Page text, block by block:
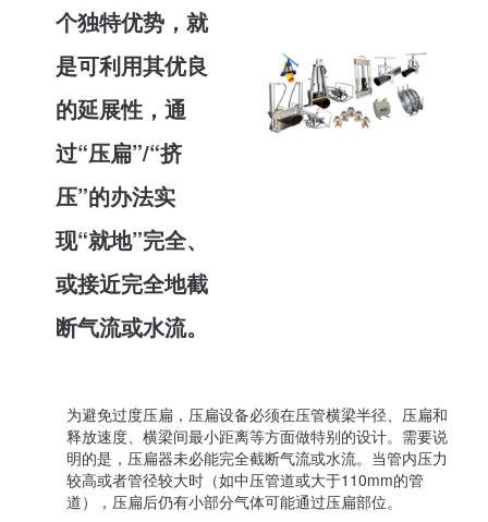
个独特优势，就
是可利用其优良
的延展性，通
过“压扁”/“挤
压”的办法实
现“就地”完全、
或接近完全地截
断气流或水流。
为避免过度压扁，压扁设备必须在压管横梁半径、压扁和
释放速度、横梁间最小距离等方面做特别的设计。需要说
明的是，压扁器未必能完全截断气流或水流。当管内压力
较高或者管径较大时（如中压管道或大于110mm的管
道），压扁后仍有小部分气体可能通过压扁部位。